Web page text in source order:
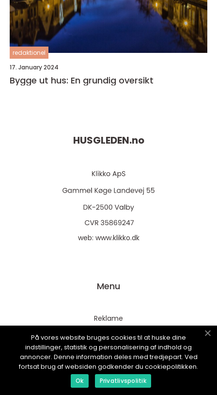
redaktionel
17. January 2024
Bygge ut hus: En grundig oversikt
HUSGLEDEN.no
web: www.klikko.dk
Menu
Reklame
Cookies
Kontakt Oss
Sitemap
På vores website bruges cookies til at huske dine
indstillinger, statistik og personalisering af indhold og
annoncer. Denne information deles med tredjepart. Ved
fortsat brug af websiden godkender du cookiepolitikken.
Ok Privatlivspolitik